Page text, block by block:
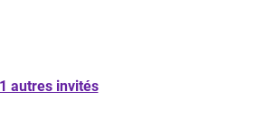
autres invités